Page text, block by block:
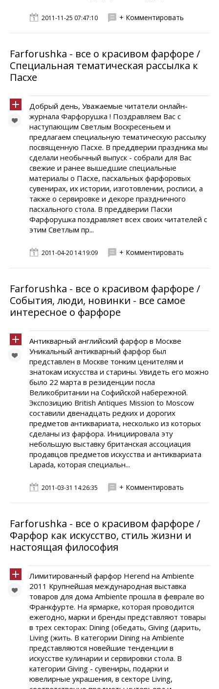
2011-11-25 07:47:10 + Комментировать
Farforushka - все о красивом фарфоре /
Специальная тематическая рассылка к
Пасхе
Добрый день, Уважаемые читатели онлайн-
журнала Фарфорушка ! Поздравляем Вас с
наступающим Светлым Воскресеньем и
предлагаем специальную тематическую рассылку
посвященную Пасхе. В преддверии праздника мы
сделали необычный выпуск - собрали для Вас
свежие и ранее вышедшие специальные
материалы о Пасхе, пасхальных фарфоровых
сувенирах, их истории, изготовлении, росписи, а
также о сервировке и декоре праздничного
пасхального стола. В преддверии Пасхи
Фарфорушка поздравляет всех своих читателей с
этим Светлым пр...
2011-04-20 14:19:09 + Комментировать
Farforushka - все о красивом фарфоре /
События, люди, новинки - все самое
интересное о фарфоре
Антикварный английский фарфор в Москве
Уникальный антикварный фарфор был
представлен в Москве тонким ценителям и
знатокам искусства и старины. Увидеть его можно
было 22 марта в резиденции посла
Великобритании на Софийской набережной.
Экспозицию British Antiques Mission to Moscow
составили двенадцать редких и дорогих
предметов антиквариата, несколько из которых
сделаны из фарфора. Инициировала эту
небольшую выставку британская ассоциация
продавцов предметов искусства и антиквариата
Lapada, которая специальн...
2011-03-31 14:26:35 + Комментировать
Farforushka - все о красивом фарфоре /
Фарфор как искусство, стиль жизни и
настоящая философия
Лимитированный фарфор Herend на Ambiente
2011 Крупнейшая международная выставка
товаров для дома Ambiente прошла в феврале во
Франкфурте. На ярмарке, которая проводится
ежегодно, марки и бренды представляют товары
в трех секторах: Dining (обедать, Giving (дарить,
Living (жить. В категории Dining на Ambiente
представляются новейшие тенденции в
искусстве кулинарии и сервировки стола. В
категории Giving - сувениры, подарки и
ювелирные украшения, в секторе Living,